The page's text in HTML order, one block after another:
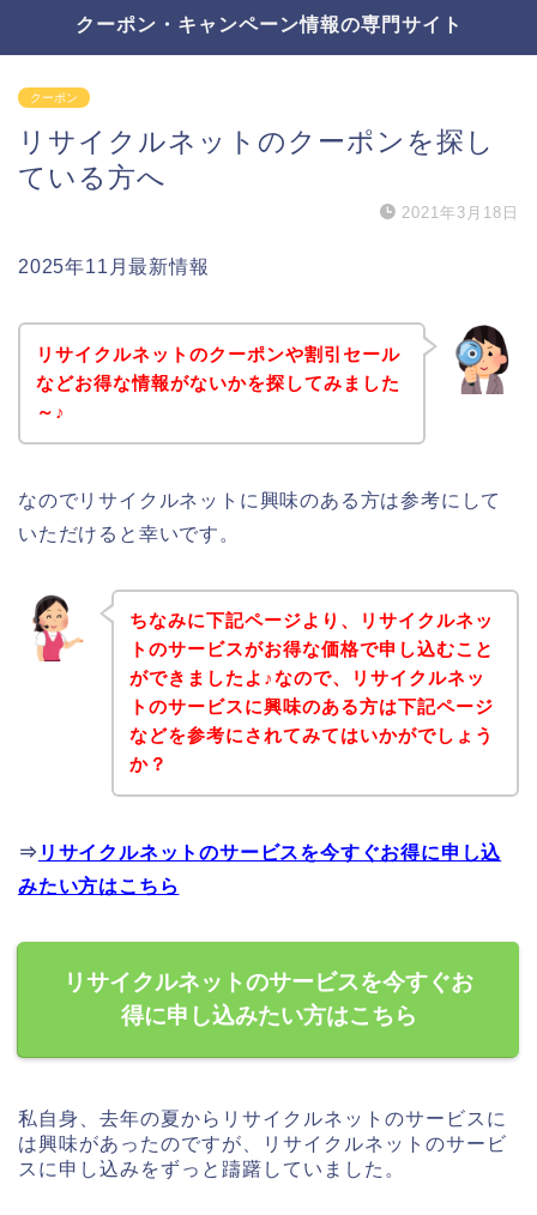
クーポン・キャンペーン情報の専門サイト
クーポン
リサイクルネットのクーポンを探し
ている方へ
2021年3月18日
2025年11月最新情報
リサイクルネットのクーポンや割引セール
などお得な情報がないかを探してみました
～♪
なのでリサイクルネットに興味のある方は参考にして
いただけると幸いです。
ちなみに下記ページより、リサイクルネッ
トのサービスがお得な価格で申し込むこと
ができましたよ♪なので、リサイクルネッ
トのサービスに興味のある方は下記ページ
などを参考にされてみてはいかがでしょう
か？
⇒ リサイクルネットのサービスを今すぐお得に申し込
みたい方はこちら
リサイクルネットのサービスを今すぐお
得に申し込みたい方はこちら
私自身、去年の夏からリサイクルネットのサービスに
は興味があったのですが、リサイクルネットのサービ
スに申し込みをずっと躊躇していました。